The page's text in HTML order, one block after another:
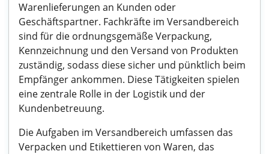
Warenlieferungen an Kunden oder
Geschäftspartner. Fachkräfte im Versandbereich
sind für die ordnungsgemäße Verpackung,
Kennzeichnung und den Versand von Produkten
zuständig, sodass diese sicher und pünktlich beim
Empfänger ankommen. Diese Tätigkeiten spielen
eine zentrale Rolle in der Logistik und der
Kundenbetreuung.
Die Aufgaben im Versandbereich umfassen das
Verpacken und Etikettieren von Waren, das